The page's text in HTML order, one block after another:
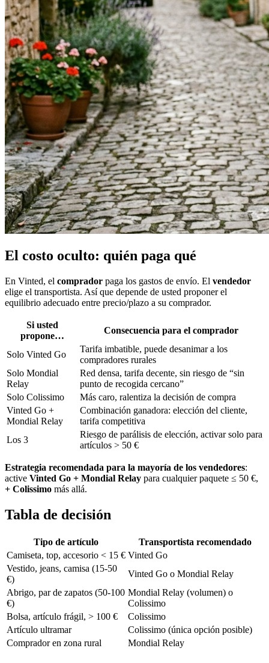
El costo oculto: quién paga qué
En Vinted, el comprador paga los gastos de envío. El vendedor
elige el transportista. Así que depende de usted proponer el
equilibrio adecuado entre precio/plazo a su comprador.
Si usted
propone…
Consecuencia para el comprador
Solo Vinted Go
Tarifa imbatible, puede desanimar a los
compradores rurales
Solo Mondial
Relay
Red densa, tarifa decente, sin riesgo de “sin
punto de recogida cercano”
Solo Colissimo
Más caro, ralentiza la decisión de compra
Vinted Go +
Mondial Relay
Combinación ganadora: elección del cliente,
tarifa competitiva
Los 3
Riesgo de parálisis de elección, activar solo para
artículos > 50 €
Estrategia recomendada para la mayoría de los vendedores:
active Vinted Go + Mondial Relay para cualquier paquete ≤ 50 €,
+ Colissimo más allá.
Tabla de decisión
Tipo de artículo
Transportista recomendado
Camiseta, top, accesorio < 15 € Vinted Go
Vestido, jeans, camisa (15-50
€)
Vinted Go o Mondial Relay
Abrigo, par de zapatos (50-100
€)
Mondial Relay (volumen) o
Colissimo
Bolsa, artículo frágil, > 100 €
Colissimo
Artículo ultramar
Colissimo (única opción posible)
Comprador en zona rural
Mondial Relay